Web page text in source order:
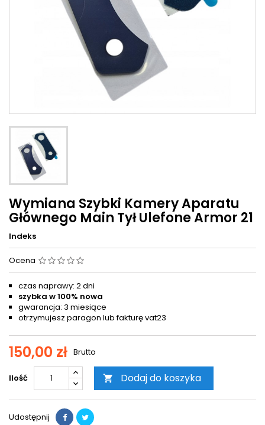
Wymiana Szybki Kamery Aparatu
Głównego Main Tył Ulefone Armor 21
Indeks
Ocena
czas naprawy: 2 dni
szybka w 100% nowa
gwarancja: 3 miesiące
otrzymujesz paragon lub fakturę vat23
150,00 zł Brutto
Ilość  Dodaj do koszyka
Udostępnij